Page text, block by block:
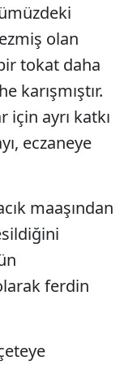
olan
tokat daha
karışmıştır.
için ayrı katkı
eczaneye
maaşından
ferdin